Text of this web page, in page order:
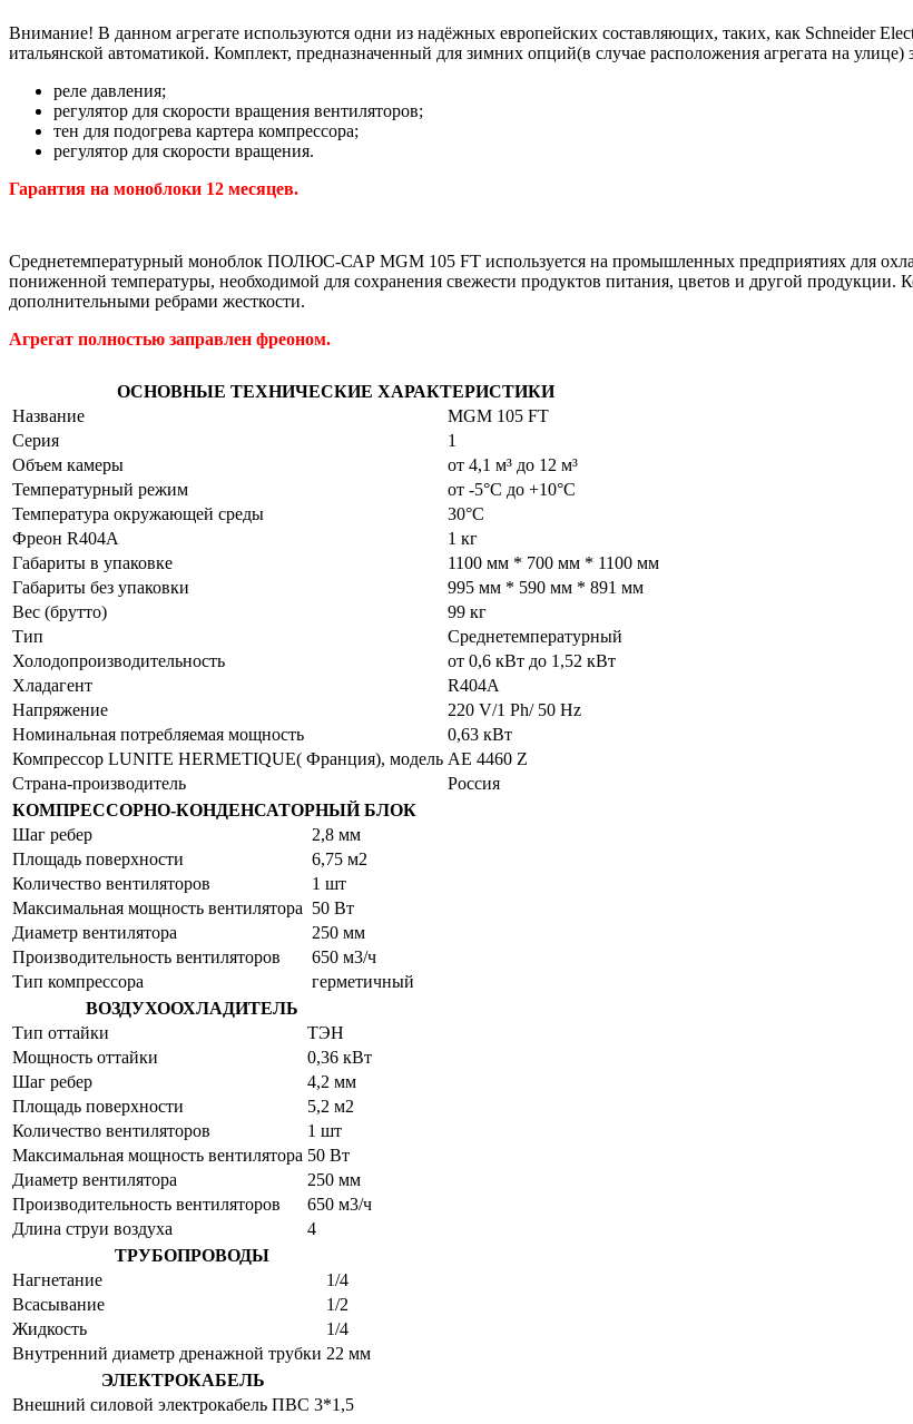
Внимание! В данном агрегате используются одни из надёжных европейских составляющих, таких, как Schneider
итальянской автоматикой. Комплект, предназначенный для зимних опций(в случае расположения агрегата на
реле давления;
регулятор для скорости вращения вентиляторов;
тен для подогрева картера компрессора;
регулятор для скорости вращения.
Гарантия на моноблоки 12 месяцев.
Среднетемпературный моноблок ПОЛЮС-САР MGM 105 FT используется на промышленных предприятиях для
пониженной температуры, необходимой для сохранения свежести продуктов питания, цветов и другой продукции.
дополнительными ребрами жесткости.
Агрегат полностью заправлен фреоном.
ОСНОВНЫЕ ТЕХНИЧЕСКИЕ ХАРАКТЕРИСТИКИ
Название
MGM 105 FT
Серия
1
Объем камеры
от 4,1 м³ до 12 м³
Температурный режим
от -5°С до +10°С
Температура окружающей cреды
30°С
Фреон R404A
1 кг
Габариты в упаковке
1100 мм * 700 мм * 1100 мм
Габариты без упаковки
995 мм * 590 мм * 891 мм
Вес (брутто)
99 кг
Тип
Среднетемпературный
Холодопроизводительность
от 0,6 кВт до 1,52 кВт
Хладагент
R404A
Напряжение
220 V/1 Ph/ 50 Hz
Номинальная потребляемая мощность
0,63 кВт
Компрессор LUNITE HERMETIQUE( Франция), модель АЕ 4460 Z
Страна-производитель
Россия
КОМПРЕССОРНО-КОНДЕНСАТОРНЫЙ БЛОК
Шаг ребер
2,8 мм
Площадь поверхности
6,75 м2
Количество вентиляторов
1 шт
Максимальная мощность вентилятора 50 Вт
Диаметр вентилятора
250 мм
Производительность вентиляторов
650 м3/ч
Тип компрессора
герметичный
ВОЗДУХООХЛАДИТЕЛЬ
Тип оттайки
ТЭН
Мощность оттайки
0,36 кВт
Шаг ребер
4,2 мм
Площадь поверхности
5,2 м2
Количество вентиляторов
1 шт
Максимальная мощность вентилятора 50 Вт
Диаметр вентилятора
250 мм
Производительность вентиляторов
650 м3/ч
Длина струи воздуха
4
ТРУБОПРОВОДЫ
Нагнетание
1/4
Всасывание
1/2
Жидкость
1/4
Внутренний диаметр дренажной трубки 22 мм
ЭЛЕКТРОКАБЕЛЬ
Внешний силовой электрокабель ПВС 3*1,5